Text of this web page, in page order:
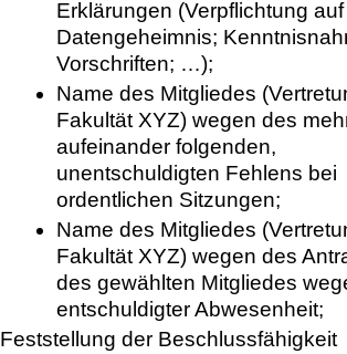
Erklärungen (Verpflichtung auf
Datengeheimnis;
Vorschriften; …);
Name des Mitgliedes
Fakultät XYZ) wegen des
aufeinander folgenden,
unentschuldigten Fehlens bei
ordentlichen Sitzungen;
Name des Mitgliedes
Fakultät XYZ) wegen des
des gewählten Mitgliedes
entschuldigter Abwesenheit;
Feststellung der Beschlussfähigkeit